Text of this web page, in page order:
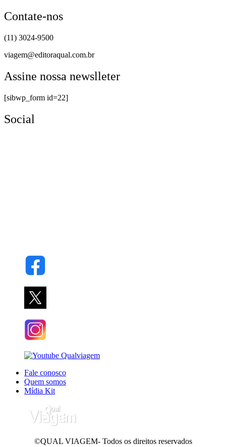
Contate-nos
(11) 3024-9500
viagem@editoraqual.com.br
Assine nossa newslleter
[sibwp_form id=22]
Social
Fale conosco
Quem somos
Mídia Kit
©QUAL VIAGEM- Todos os direitos reservados